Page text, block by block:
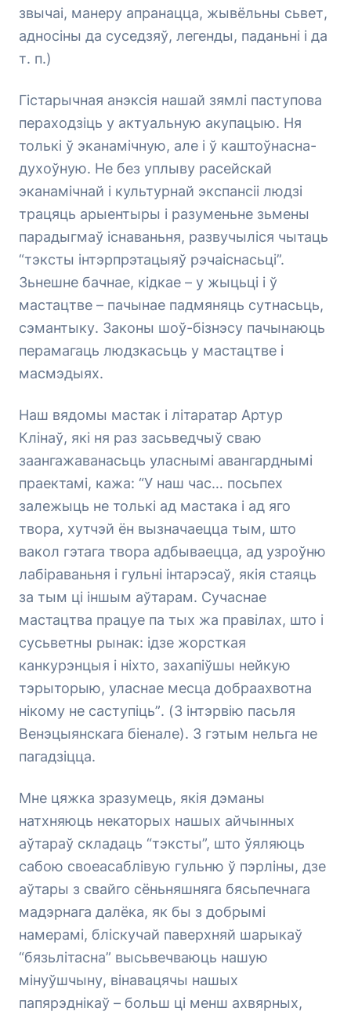
звычаі, манеру апранацца, жывёльны сьвет,
адносіны да суседзяў, легенды, паданьні і да
т. п.)
Гістарычная анэксія нашай зямлі паступова
пераходзіць у актуальную акупацыю. Ня
толькі ў эканамічную, але і ў каштоўнасна-
духоўную. Не без уплыву расейскай
эканамічнай і культурнай экспансіі людзі
трацяць арыентыры і разуменьне зьмены
парадыгмаў існаваньня, развучыліся чытаць
“тэксты інтэрпрэтацыяў рэчаіснасьці”.
Зьнешне бачнае, кідкае – у жыцьці і ў
мастацтве – пачынае падмяняць сутнасьць,
сэмантыку. Законы шоў-бізнэсу пачынаюць
перамагаць людзкасьць у мастацтве і
масмэдыях.
Наш вядомы мастак і літаратар Артур
Клінаў, які ня раз засьведчыў сваю
заангажаванасьць уласнымі авангарднымі
праектамі, кажа: “У наш час… посьпех
залежыць не толькі ад мастака і ад яго
твора, хутчэй ён вызначаецца тым, што
вакол гэтага твора адбываецца, ад узроўню
лабіраваньня і гульні інтарэсаў, якія стаяць
за тым ці іншым аўтарам. Сучаснае
мастацтва працуе па тых жа правілах, што і
сусьветны рынак: ідзе жорсткая
канкурэнцыя і ніхто, захапіўшы нейкую
тэрыторыю, уласнае месца добраахвотна
нікому не саступіць”. (З інтэрвію пасьля
Венэцыянскага біенале). З гэтым нельга не
пагадзіцца.
Мне цяжка зразумець, якія дэманы
натхняюць некаторых нашых айчынных
аўтараў складаць “тэксты”, што ўяляюць
сабою своеасаблівую гульню ў пэрліны, дзе
аўтары з свайго сёньняшняга бясьпечнага
мадэрнага далёка, як бы з добрымі
намерамі, бліскучай паверхняй шарыкаў
“бязьлітасна” высьвечваюць нашую
мінуўшчыну, вінавацячы нашых
папярэднікаў – больш ці менш ахвярных,